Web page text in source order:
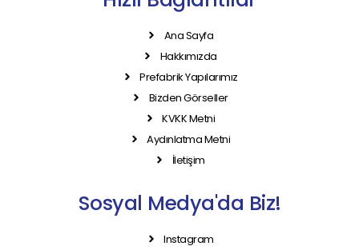
Ana Sayfa
Hakkımızda
Prefabrik Yapılarımız
Bizden Görseller
KVKK Metni
Aydınlatma Metni
İletişim
Sosyal Medya'da Biz!
Instagram